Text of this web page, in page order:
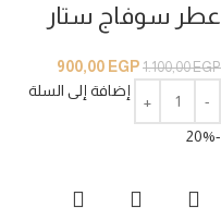
عطر سوفاج ستار
1.100,00EGP
900,00 EGP
إضافة إلى السلة
-20%